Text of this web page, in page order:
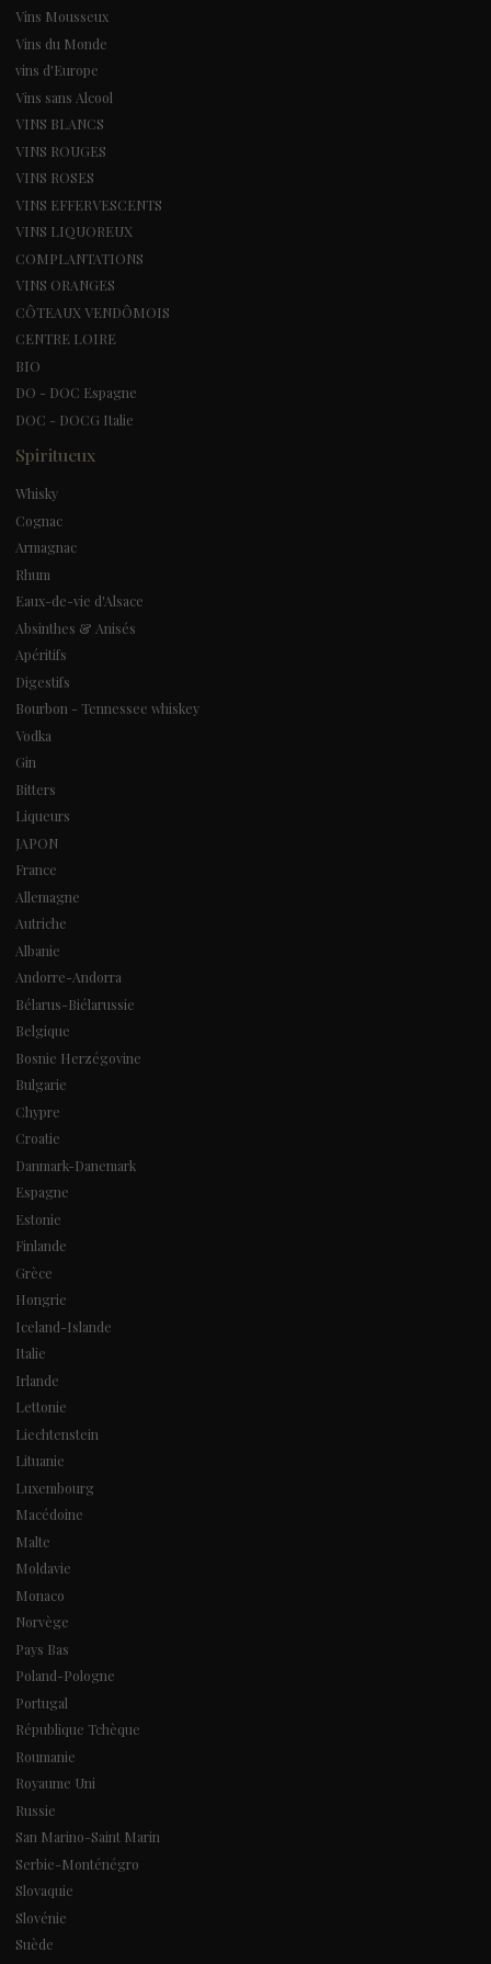
Vins Mousseux
Vins du Monde
vins d'Europe
Vins sans Alcool
VINS BLANCS
VINS ROUGES
VINS ROSES
VINS EFFERVESCENTS
VINS LIQUOREUX
COMPLANTATIONS
VINS ORANGES
CÔTEAUX VENDÔMOIS
CENTRE LOIRE
BIO
DO - DOC Espagne
DOC - DOCG Italie
Spiritueux
Whisky
Cognac
Armagnac
Rhum
Eaux-de-vie d'Alsace
Absinthes & Anisés
Apéritifs
Digestifs
Bourbon - Tennessee whiskey
Vodka
Gin
Bitters
Liqueurs
JAPON
France
Allemagne
Autriche
Albanie
Andorre-Andorra
Bélarus-Biélarussie
Belgique
Bosnie Herzégovine
Bulgarie
Chypre
Croatie
Danmark-Danemark
Espagne
Estonie
Finlande
Grèce
Hongrie
Iceland-Islande
Italie
Irlande
Lettonie
Liechtenstein
Lituanie
Luxembourg
Macédoine
Malte
Moldavie
Monaco
Norvège
Pays Bas
Poland-Pologne
Portugal
République Tchèque
Roumanie
Royaume Uni
Russie
San Marino-Saint Marin
Serbie-Monténégro
Slovaquie
Slovénie
Suède